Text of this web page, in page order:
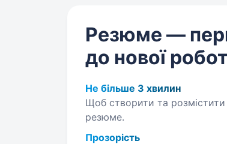
Резюме —
до нової
Не більше 3 хвилин
Щоб створити та
резюме.
Прозорість